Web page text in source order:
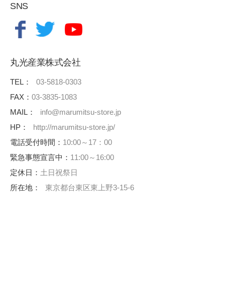
SNS
丸光産業株式会社
TEL：
03-5818-0303
FAX： 03-3835-1083
MAIL：
info@marumitsu-store.jp
HP：
http://marumitsu-store.jp/
電話受付時間： 10:00～17：00
緊急事態宣言中： 11:00～16:00
定休日： 土日祝祭日
所在地：
東京都台東区東上野3-15-6